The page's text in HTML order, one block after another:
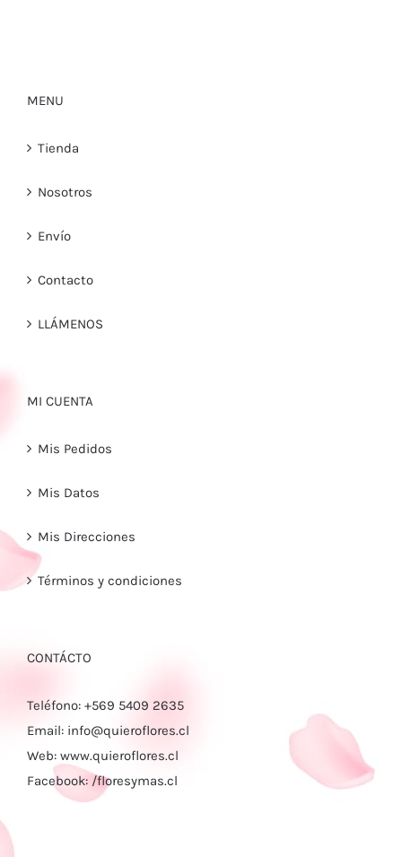
MENU
Tienda
Nosotros
Envío
Contacto
LLÁMENOS
MI CUENTA
Mis Pedidos
Mis Datos
Mis Direcciones
Términos y condiciones
CONTÁCTO
Teléfono: +569 5409 2635
Email: info@quieroflores.cl
Web: www.quieroflores.cl
Facebook: /floresymas.cl